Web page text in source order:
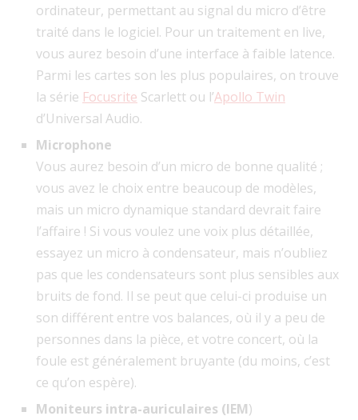
ordinateur, permettant au signal du micro d’être
traité dans le logiciel. Pour un traitement en live,
vous aurez besoin d’une interface à faible latence.
Parmi les cartes son les plus populaires, on trouve
la série Focusrite Scarlett ou l’Apollo Twin
d’Universal Audio.
Microphone
Vous aurez besoin d’un micro de bonne qualité ;
vous avez le choix entre beaucoup de modèles,
mais un micro dynamique standard devrait faire
l’affaire ! Si vous voulez une voix plus détaillée,
essayez un micro à condensateur, mais n’oubliez
pas que les condensateurs sont plus sensibles aux
bruits de fond. Il se peut que celui-ci produise un
son différent entre vos balances, où il y a peu de
personnes dans la pièce, et votre concert, où la
foule est généralement bruyante (du moins, c’est
ce qu’on espère).
Moniteurs intra-auriculaires (IEM)